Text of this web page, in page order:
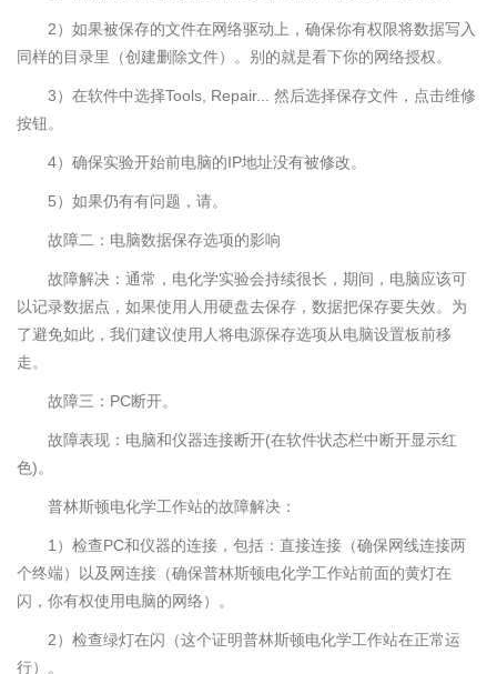
2）如果被保存的文件在网络驱动上，确保你有权限将数据写入
同样的目录里（创建删除文件）。别的就是看下你的网络授权。
3）在软件中选择Tools, Repair... 然后选择保存文件，点击维修
按钮。
4）确保实验开始前电脑的IP地址没有被修改。
5）如果仍有有问题，请。
故障二：电脑数据保存选项的影响
故障解决：通常，电化学实验会持续很长，期间，电脑应该可
以记录数据点，如果使用人用硬盘去保存，数据把保存要失效。为
了避免如此，我们建议使用人将电源保存选项从电脑设置板前移
走。
故障三：PC断开。
故障表现：电脑和仪器连接断开(在软件状态栏中断开显示红
色)。
普林斯顿电化学工作站的故障解决：
1）检查PC和仪器的连接，包括：直接连接（确保网线连接两
个终端）以及网连接（确保普林斯顿电化学工作站前面的黄灯在
闪，你有权使用电脑的网络）。
2）检查绿灯在闪（这个证明普林斯顿电化学工作站在正常运
行）。